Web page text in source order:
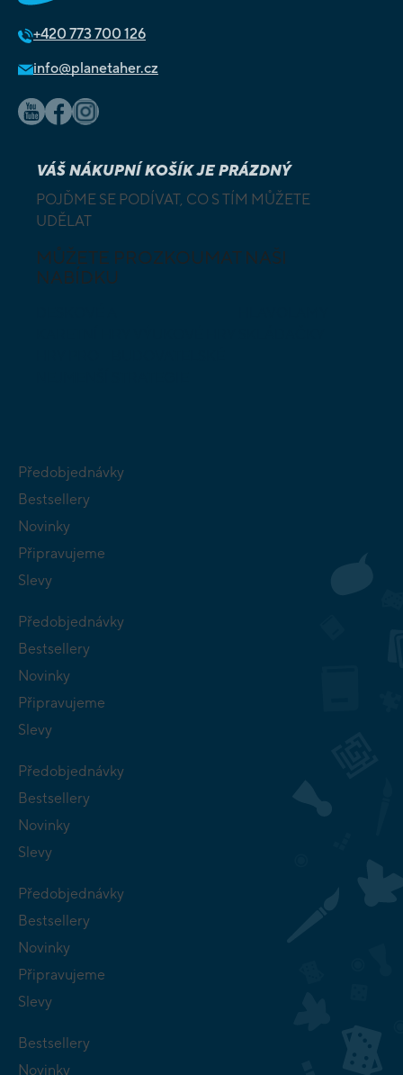
+420 773 700 126
info@planetaher.cz
VÁŠ NÁKUPNÍ KOŠÍK JE PRÁZDNÝ
POJĎME SE PODÍVAT, CO S TÍM MŮŽETE
UDĚLAT
MŮŽETE PROZKOUMAT NAŠI
NABÍDKU
Předobjednávky
Bestsellery
Novinky
Připravujeme
Slevy
Předobjednávky
Bestsellery
Novinky
Připravujeme
Slevy
Předobjednávky
Bestsellery
Novinky
Slevy
Předobjednávky
Bestsellery
Novinky
Připravujeme
Slevy
Bestsellery
Novinky